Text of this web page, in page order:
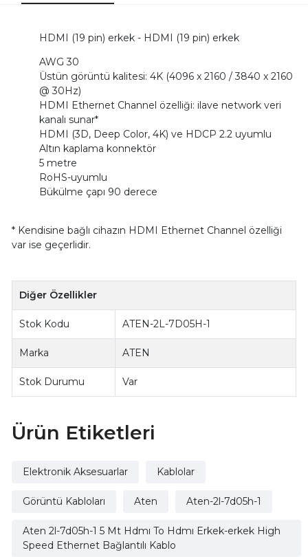
HDMI (19 pin) erkek - HDMI (19 pin) erkek
AWG 30
Üstün görüntü kalitesi: 4K (4096 x 2160 / 3840 x 2160
@ 30Hz)
HDMI Ethernet Channel özelliği: ilave network veri
kanalı sunar*
HDMI (3D, Deep Color, 4K) ve HDCP 2.2 uyumlu
Altın kaplama konnektör
5 metre
RoHS-uyumlu
Bükülme çapı 90 derece
* Kendisine bağlı cihazın HDMI Ethernet Channel özelliği
var ise geçerlidir.
Diğer Özellikler
Stok Kodu ATEN-2L-7D05H-1
Marka ATEN
Stok Durumu Var
Ürün Etiketleri
Elektronik Aksesuarlar Kablolar
Görüntü Kabloları Aten Aten-2l-7d05h-1
Aten 2l-7d05h-1 5 Mt Hdmı To Hdmı Erkek-erkek High
Speed Ethernet Bağlantılı Kablo